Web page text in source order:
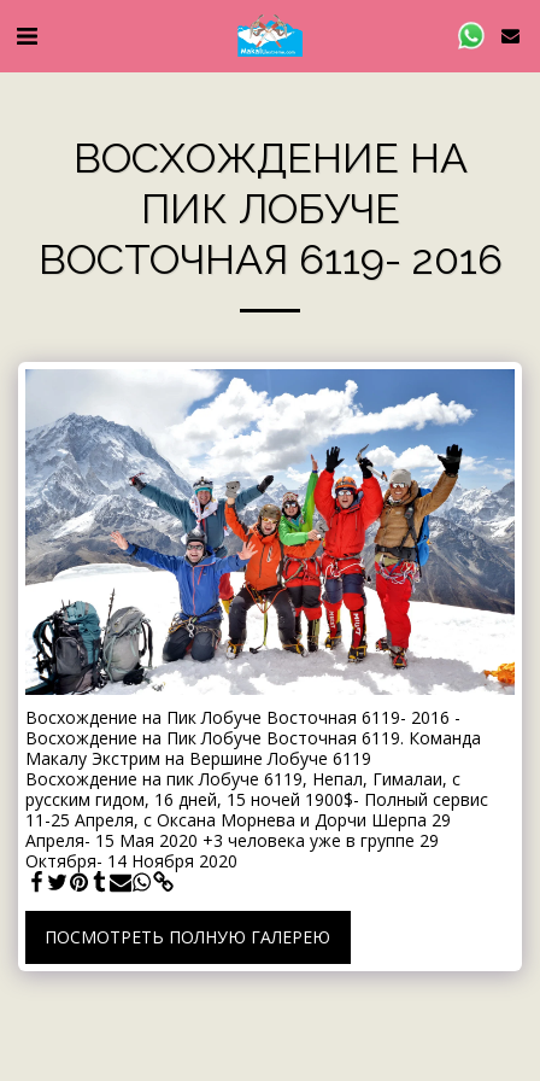
ВОСХОЖДЕНИЕ НА
ПИК ЛОБУЧЕ
ВОСТОЧНАЯ 6119- 2016
Восхождение на Пик Лобуче Восточная 6119- 2016 -
Восхождение на Пик Лобуче Восточная 6119. Команда
Макалу Экстрим на Вершине Лобуче 6119
Восхождение на пик Лобуче 6119, Непал, Гималаи, с
русским гидом, 16 дней, 15 ночей 1900$- Полный сервис
11-25 Апреля, с Оксана Морнева и Дорчи Шерпа 29
Апреля- 15 Мая 2020 +3 человека уже в группе 29
Октября- 14 Ноября 2020
ПОСМОТРЕТЬ ПОЛНУЮ ГАЛЕРЕЮ